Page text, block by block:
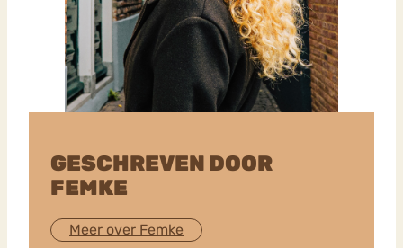
GESCHREVEN DOOR
FEMKE
Meer over Femke